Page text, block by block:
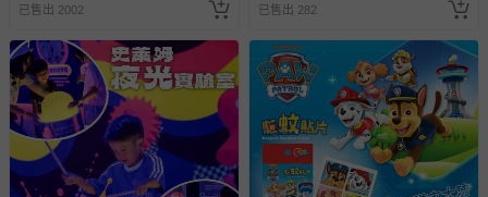
上服務，經消費者事先同意始提供（例如線上課程、遊
已拆封之以下類型商品：
-個人衛生用品（例如尿布、貼身衣物、泳裝、襪子、地
墊、寢具類等）。
-新生兒親膚衣物（嬰幼兒包巾與背巾、包屁衣、學習
褲、紗布衣等）。
-接觸性孕哺產品（奶嘴、奶瓶、擠乳器、哺乳衣、托腹
已售出 2002 已售出 282